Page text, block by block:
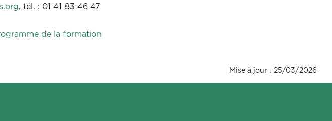
, tél. : 01 41 83 46 47
de la formation
Mise à jour : 25/03/2026